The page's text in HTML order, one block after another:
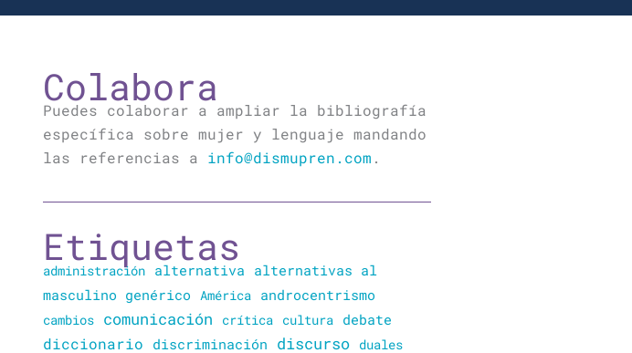
Colabora
Puedes colaborar a ampliar la bibliografía
específica sobre mujer y lenguaje mandando
las referencias a info@dismupren.com .
Etiquetas
administración alternativa alternativas al
masculino genérico América androcentrismo
cambios comunicación crítica cultura debate
diccionario discriminación discurso duales